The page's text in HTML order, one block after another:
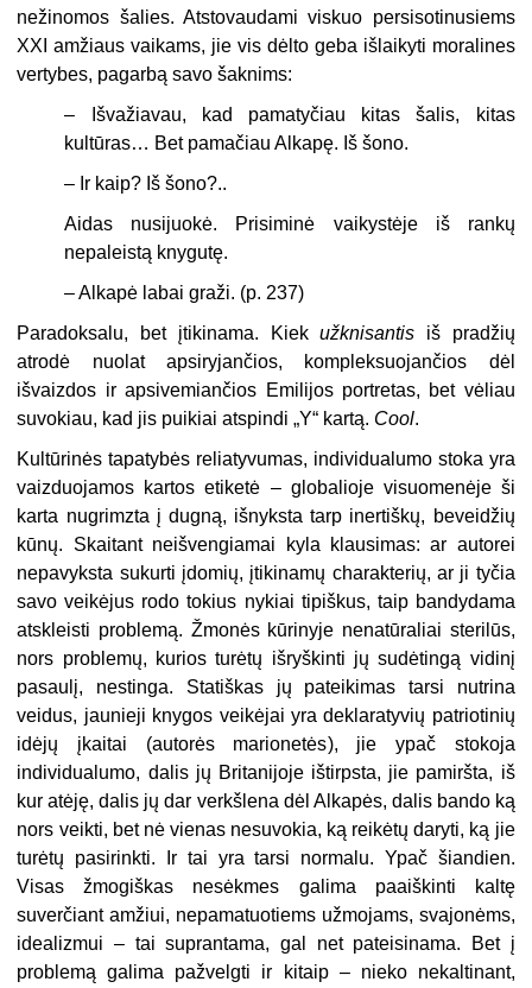
nežinomos šalies. Atstovaudami viskuo persisotinusiems
XXI amžiaus vaikams, jie vis dėlto geba išlaikyti moralines
vertybes, pagarbą savo šaknims:
– Išvažiavau, kad pamatyčiau kitas šalis, kitas
kultūras… Bet pamačiau Alkapę. Iš šono.
– Ir kaip? Iš šono?..
Aidas nusijuokė. Prisiminė vaikystėje iš rankų
nepaleistą knygutę.
– Alkapė labai graži. (p. 237)
Paradoksalu, bet įtikinama. Kiekužknisantis iš pradžių
atrodė nuolat apsiryjančios, kompleksuojančios dėl
išvaizdos ir apsivemiančios Emilijos portretas, bet vėliau
suvokiau, kad jis puikiai atspindi „Y“ kartą. Cool.
Kultūrinės tapatybės reliatyvumas, individualumo stoka yra
vaizduojamos kartos etiketė – globalioje visuomenėje ši
karta nugrimzta į dugną, išnyksta tarp inertiškų, beveidžių
kūnų. Skaitant neišvengiamai kyla klausimas: ar autorei
nepavyksta sukurti įdomių, įtikinamų charakterių, ar ji tyčia
savo veikėjus rodo tokius nykiai tipiškus, taip bandydama
atskleisti problemą. Žmonės kūrinyje nenatūraliai sterilūs,
nors problemų, kurios turėtų išryškinti jų sudėtingą vidinį
pasaulį, nestinga. Statiškas jų pateikimas tarsi nutrina
veidus, jaunieji knygos veikėjai yra deklaratyvių patriotinių
idėjų įkaitai (autorės marionetės), jie ypač stokoja
individualumo, dalis jų Britanijoje ištirpsta, jie pamiršta, iš
kur atėję, dalis jų dar verkšlena dėl Alkapės, dalis bando ką
nors veikti, bet nė vienas nesuvokia, ką reikėtų daryti, ką jie
turėtų pasirinkti. Ir tai yra tarsi normalu. Ypač šiandien.
Visas žmogiškas nesėkmes galima paaiškinti kaltę
suverčiant amžiui, nepamatuotiems užmojams, svajonėms,
idealizmui – tai suprantama, gal net pateisinama. Bet į
problemą galima pažvelgti ir kitaip – nieko nekaltinant,